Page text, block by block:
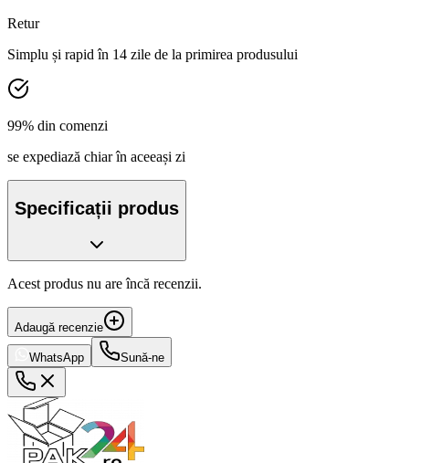
Retur
Simplu și rapid în 14 zile de la primirea produsului
99% din comenzi
se expediază chiar în aceeași zi
Specificații produs
Acest produs nu are încă recenzii.
Adaugă recenzie
WhatsApp Sună-ne